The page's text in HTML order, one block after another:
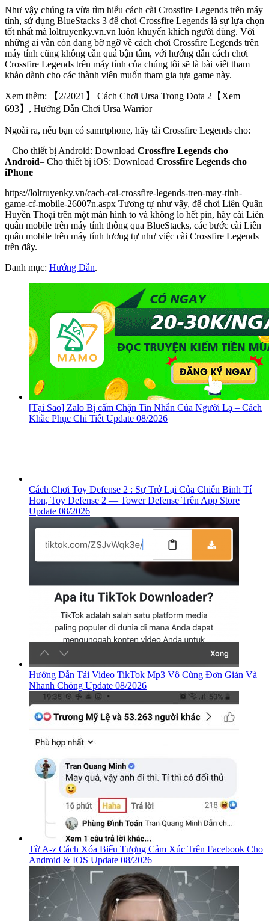
Như vậy chúng ta vừa tìm hiểu cách cài Crossfire Legends trên máy
tính, sử dụng BlueStacks 3 để chơi Crossfire Legends là sự lựa chọn
tốt nhất mà loltruyenky.vn.vn luôn khuyến khích người dùng. Với
những ai vẫn còn đang bỡ ngỡ về cách chơi Crossfire Legends trên
máy tính cũng không cần quá bận tâm, với hướng dẫn cách chơi
Crossfire Legends trên máy tính của chúng tôi sẽ là bài viết tham
khảo dành cho các thành viên muốn tham gia tựa game này.
Xem thêm: 【2/2021】 Cách Chơi Ursa Trong Dota 2【Xem
693】, Hướng Dẫn Chơi Ursa Warrior
Ngoài ra, nếu bạn có samrtphone, hãy tải Crossfire Legends cho:
– Cho thiết bị Android: Download Crossfire Legends cho
Android– Cho thiết bị iOS: Download Crossfire Legends cho
iPhone
https://loltruyenky.vn/cach-cai-crossfire-legends-tren-may-tinh-
game-cf-mobile-26007n.aspx Tương tự như vậy, để chơi Liên Quân
Huyền Thoại trên một màn hình to và không lo hết pin, hãy cài Liên
quân mobile trên máy tính thông qua BlueStacks, các bước cài Liên
quân mobile trên máy tính tương tự như việc cài Crossfire Legends
trên đây.
Danh mục: Hướng Dẫn.
[Tại Sao] Zalo Bị cấm Chặn Tin Nhắn Của Người Lạ – Cách
Khắc Phục Chi Tiết Update 08/2026
Cách Chơi Toy Defense 2 : Sự Trở Lại Của Chiến Binh Tí
Hon, ‎Toy Defense 2 — Tower Defense Trên App Store
Update 08/2026
Hướng Dẫn Tải Video TikTok Mp3 Vô Cùng Đơn Giản Và
Nhanh Chóng Update 08/2026
Từ A-z Cách Xóa Biểu Tượng Cảm Xúc Trên Facebook Cho
Android & IOS Update 08/2026